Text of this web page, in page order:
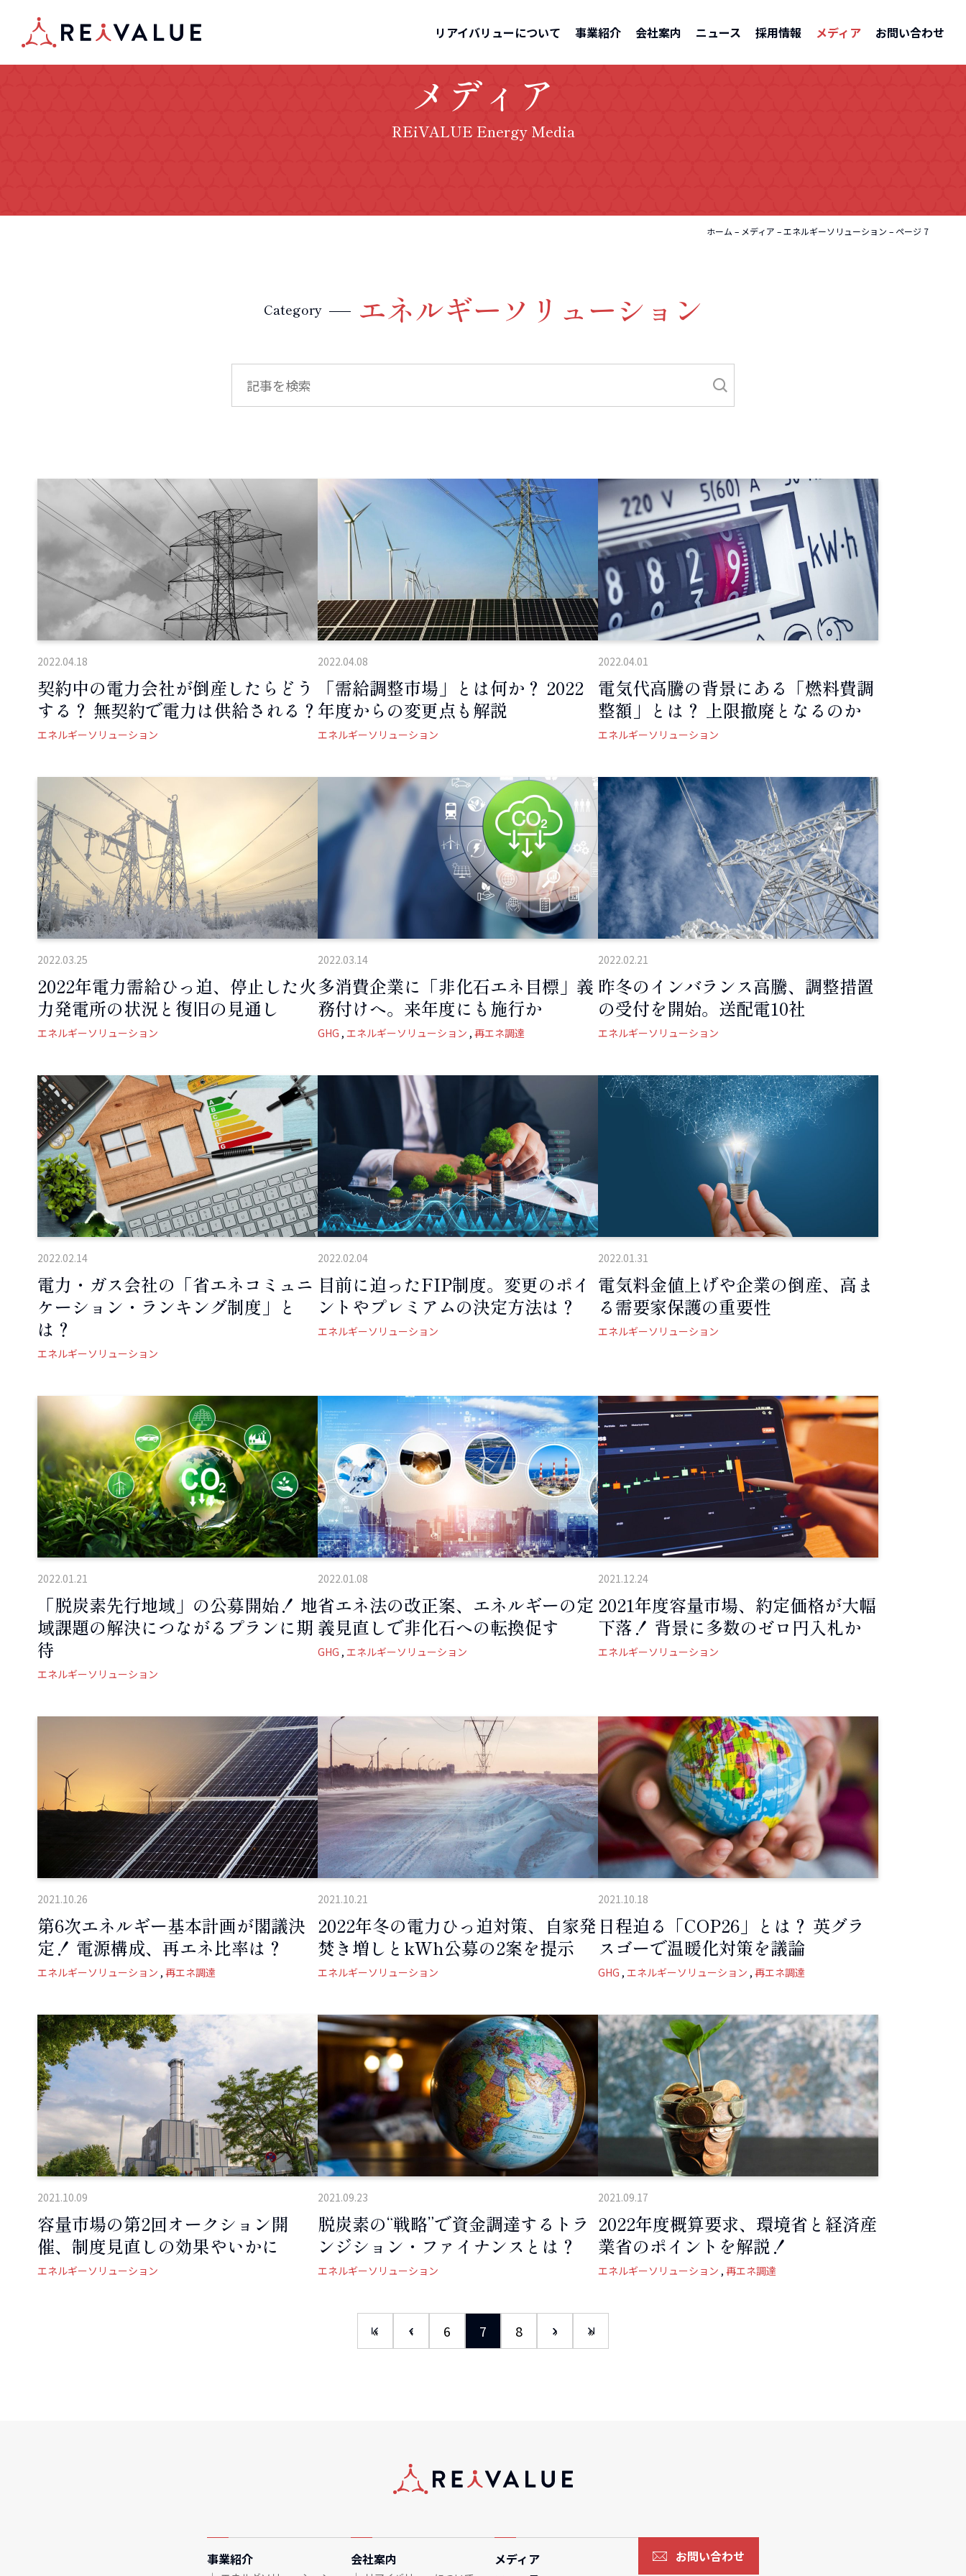
リアイバリューについて 事業紹介 会社案内 ニュース 採用情報 メディア お問い合わせ
メディア
REiVALUE Energy Media
ホーム – メディア –エネルギーソリューション – ページ 7
Category エネルギーソリューション
2022.04.18
契約中の電力会社が倒産したらどう
する？ 無契約で電力は供給される？
エネルギーソリューション
2022.04.08
「需給調整市場」とは何か？ 2022
年度からの変更点も解説
エネルギーソリューション
2022.04.01
電気代高騰の背景にある「燃料費調
整額」とは？ 上限撤廃となるのか
エネルギーソリューション
2022.03.25
2022年電力需給ひっ迫、停止した火
力発電所の状況と復旧の見通し
エネルギーソリューション
2022.03.14
多消費企業に「非化石エネ目標」義
務付けへ。来年度にも施行か
GHG エネルギーソリューション 再エネ調達
2022.02.21
昨冬のインバランス高騰、調整措置
の受付を開始。送配電10社
エネルギーソリューション
2022.02.14
電力・ガス会社の「省エネコミュニ
ケーション・ランキング制度」と
は？
エネルギーソリューション
2022.02.04
目前に迫ったFIP制度。変更のポイ
ントやプレミアムの決定方法は？
エネルギーソリューション
2022.01.31
電気料金値上げや企業の倒産、高ま
る需要家保護の重要性
エネルギーソリューション
2022.01.21
「脱炭素先行地域」の公募開始！ 地
域課題の解決につながるプランに期
待
エネルギーソリューション
2022.01.08
省エネ法の改正案、エネルギーの定
義見直しで非化石への転換促す
GHG エネルギーソリューション
2021.12.24
2021年度容量市場、約定価格が大幅
下落！ 背景に多数のゼロ円入札か
エネルギーソリューション
2021.10.26
第6次エネルギー基本計画が閣議決
定！ 電源構成、再エネ比率は？
エネルギーソリューション 再エネ調達
2021.10.21
2022年冬の電力ひっ迫対策、自家発
焚き増しとkWh公募の2案を提示
エネルギーソリューション
2021.10.18
日程迫る「COP26」とは？ 英グラ
スゴーで温暖化対策を議論
GHG エネルギーソリューション 再エネ調達
2021.10.09
容量市場の第2回オークション開
催、制度見直しの効果やいかに
エネルギーソリューション
2021.09.23
脱炭素の“戦略”で資金調達するトラ
ンジション・ファイナンスとは？
エネルギーソリューション
2021.09.17
2022年度概算要求、環境省と経済産
業省のポイントを解説！
エネルギーソリューション 再エネ調達
« ‹ 6 7 8 › »
事業紹介 会社案内
メディア
お問い合わせ